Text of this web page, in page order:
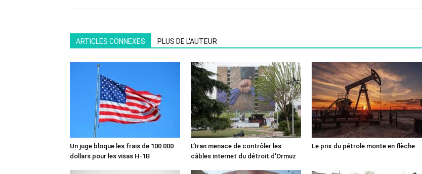
ARTICLES CONNEXES PLUS DE L'AUTEUR
Un juge bloque les frais de 100 000
dollars pour les visas H-1B
L’Iran menace de contrôler les
câbles internet du détroit d’Ormuz
Le prix du pétrole monte en flèche